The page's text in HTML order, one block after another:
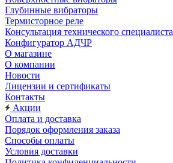
Глубинные вибраторы
Термисторное реле
Консультация технического специалиста
Конфигуратор АДЧР
О магазине
О компании
Новости
Лицензии и сертификаты
Контакты
Акции
Оплата и доставка
Порядок оформления заказа
Способы оплаты
Условия доставки